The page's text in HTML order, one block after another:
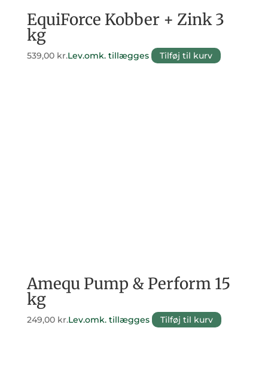
EquiForce Kobber + Zink 3
kg
539,00 kr.Lev.omk. tillægges Tilføj til kurv
Amequ Pump & Perform 15
kg
249,00 kr.Lev.omk. tillægges Tilføj til kurv